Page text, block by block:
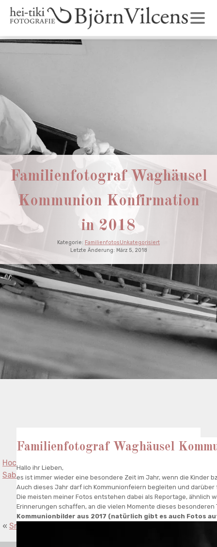
Familienfotograf Waghäusel
Kommunion Konfirmation
in 2018
Kategorie: FamilienfotosUnkategorisiert
Letzte Änderung: März 5, 2018
Familienfotograf Waghäusel
Hallo ihr Lieben,
es ist immer wieder eine besondere Zeit im Jahr, wenn die Kinder
Auch dieses Jahr darf ich Kommunionfeiern begleiten und darüber
Die meisten meiner Fotos entstehen dabei als Reportage, ähnlich
Erinnerungen schaffen, an die vielen Momente dieses besonderen
Kommunionbilder aus 2017 (natürlich gibt es auch Fotos
Hochzeitsfotograf Schwetzingen Miio Schwetzingen
Sabrina und Jochen - Eine Sommerhochzeit»
« Sneak-Peak Zirkusprojektwoche in Kronau